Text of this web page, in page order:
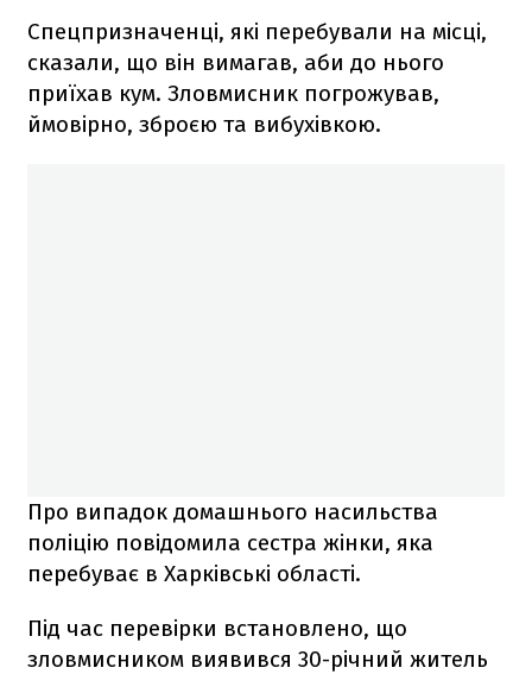
Спецпризначенці, які перебували на місці,
сказали, що він вимагав, аби до нього
приїхав кум. Зловмисник погрожував,
ймовірно, зброєю та вибухівкою.
Про випадок домашнього насильства
поліцію повідомила сестра жінки, яка
перебуває в Харківські області.
Під час перевірки встановлено, що
зловмисником виявився 30-річний житель